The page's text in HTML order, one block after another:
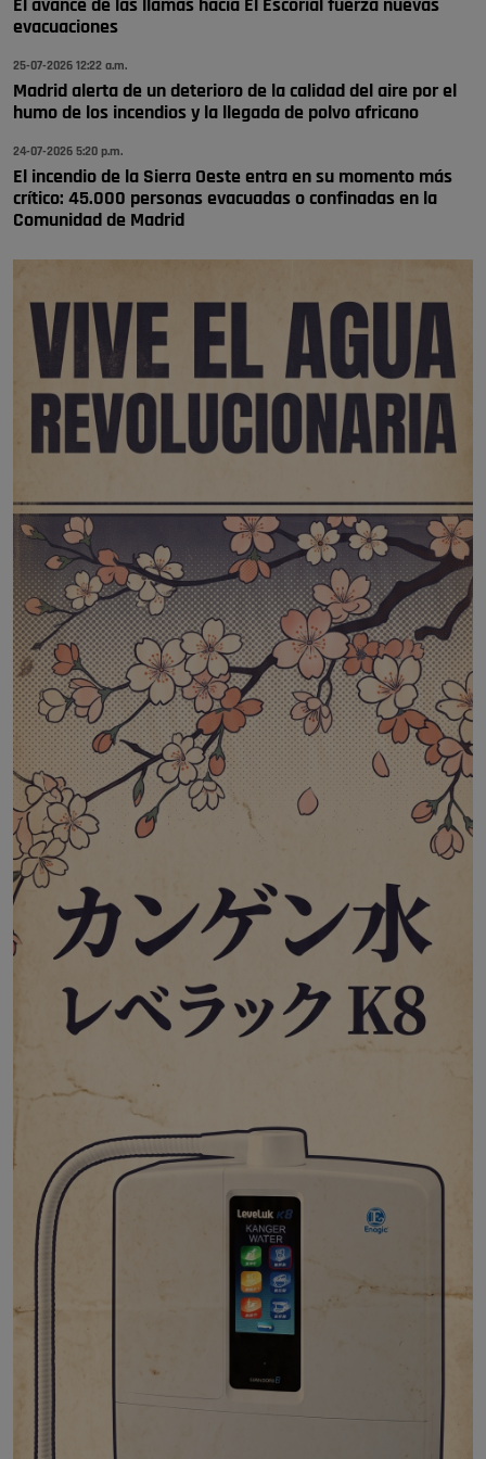
🔴 EXCLUSIVA | El comisario de la …
El avance de las llamas hacia El Escorial fuerza nuevas
evacuaciones
25-07-2026 12:22 a.m.
Madrid alerta de un deterioro de la calidad del aire por el
humo de los incendios y la llegada de polvo africano
24-07-2026 5:20 p.m.
El incendio de la Sierra Oeste entra en su momento más
crítico: 45.000 personas evacuadas o confinadas en la
Comunidad de Madrid